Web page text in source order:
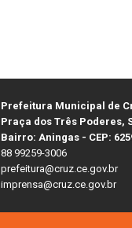
Prefeitura Municipal de
Praça dos Três Poderes,
Bairro: Aningas - CEP:
88 99259-3006
prefeitura@cruz.ce.gov.br
imprensa@cruz.ce.gov.br